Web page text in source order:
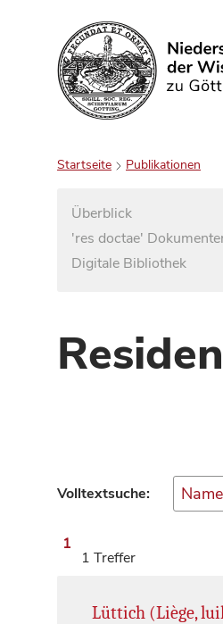
Suchen
Startseite Publikationen
Überblick
'res doctae'
Digitale Bibliothek
Volltextsuche:
1
1 Treffer
Lüttich (Liège,